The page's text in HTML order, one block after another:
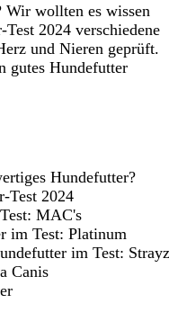
Wir wollten es wissen
2024 verschiedene
und Nieren geprüft.
gutes Hundefutter
Hundefutter?
Test 2024
MAC's
im Test: Platinum
im Test:
Canis